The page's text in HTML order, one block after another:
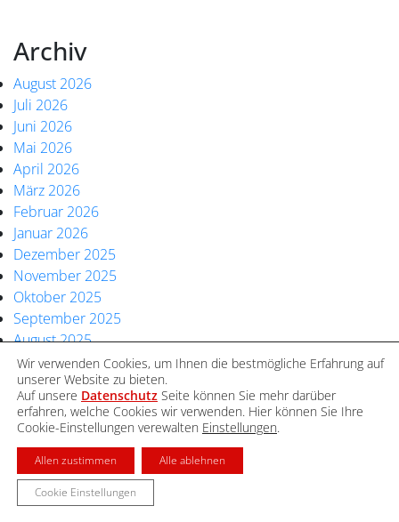
Archiv
August 2026
Juli 2026
Juni 2026
Mai 2026
April 2026
März 2026
Februar 2026
Januar 2026
Dezember 2025
November 2025
Oktober 2025
September 2025
August 2025
Juli 2025
Juni 2025
Mai 2025
April 2025
März 2025
Februar 2025
Januar 2025
Dezember 2024
Wir verwenden Cookies, um Ihnen die bestmögliche Erfahrung auf
unserer Website zu bieten.
Auf unsere Datenschutz Seite können Sie mehr darüber
erfahren, welche Cookies wir verwenden. Hier können Sie Ihre
Cookie-Einstellungen verewalten Einstellungen.
Allen zustimmen Alle ablehnen
Cookie Einstellungen